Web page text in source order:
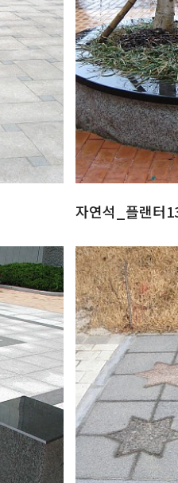
자연석_플랜터